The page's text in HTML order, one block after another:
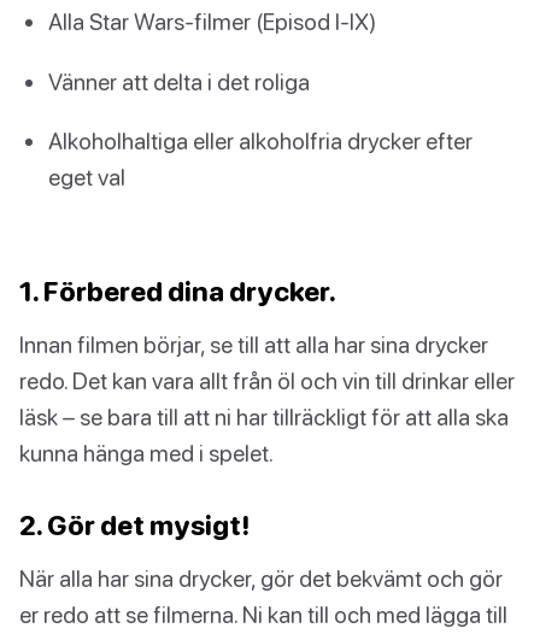
Alla Star Wars-filmer (Episod I-IX)
Vänner att delta i det roliga
Alkoholhaltiga eller alkoholfria drycker efter
eget val
1. Förbered dina drycker.
Innan filmen börjar, se till att alla har sina drycker
redo. Det kan vara allt från öl och vin till drinkar eller
läsk – se bara till att ni har tillräckligt för att alla ska
kunna hänga med i spelet.
2. Gör det mysigt!
När alla har sina drycker, gör det bekvämt och gör
er redo att se filmerna. Ni kan till och med lägga till